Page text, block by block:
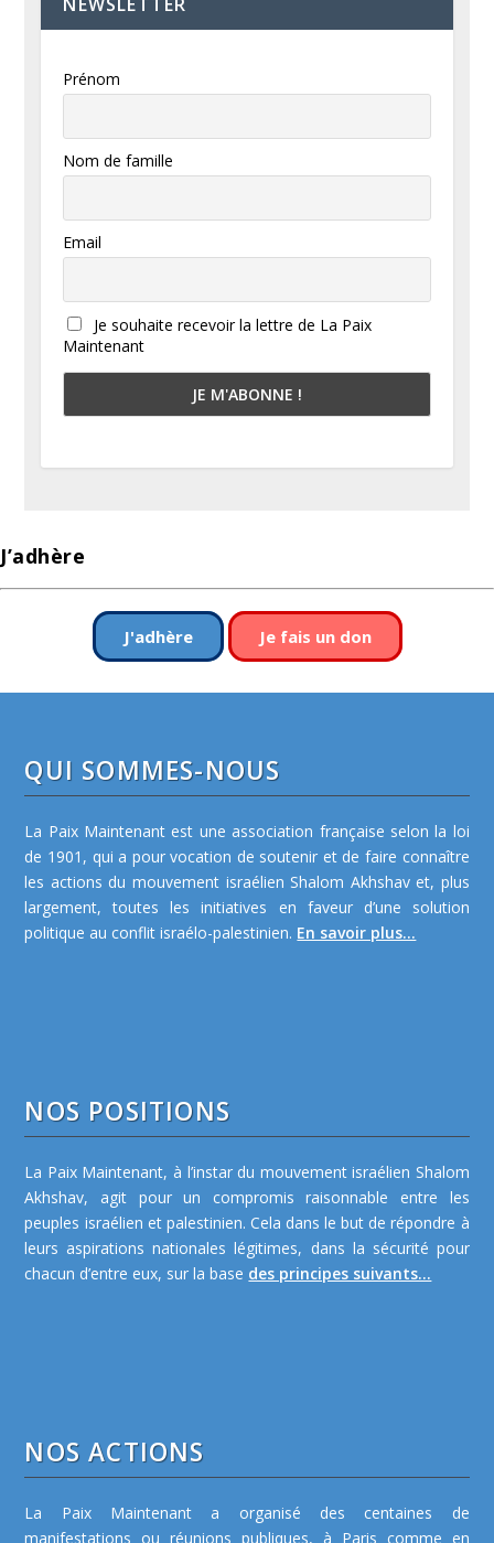
Prénom
Nom de famille
Email
Je souhaite recevoir la lettre de La Paix
Maintenant
J’adhère
J'adhère Je fais un don
QUI SOMMES-NOUS
La Paix Maintenant est une association française selon la loi
de 1901, qui a pour vocation de soutenir et de faire connaître
les actions du mouvement israélien Shalom Akhshav et, plus
largement, toutes les initiatives en faveur d’une solution
politique au conflit israélo-palestinien. En savoir plus...
NOS POSITIONS
La Paix Maintenant, à l’instar du mouvement israélien Shalom
Akhshav, agit pour un compromis raisonnable entre les
peuples israélien et palestinien. Cela dans le but de répondre à
leurs aspirations nationales légitimes, dans la sécurité pour
chacun d’entre eux, sur la base des principes suivants...
NOS ACTIONS
La Paix Maintenant a organisé des centaines de
manifestations ou réunions publiques, à Paris comme en